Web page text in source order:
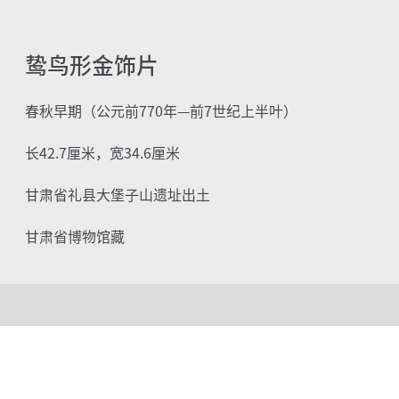
鸷鸟形金饰片
春秋早期（公元前770年—前7世纪上半叶）
长42.7厘米，宽34.6厘米
甘肃省礼县大堡子山遗址出土
甘肃省博物馆藏